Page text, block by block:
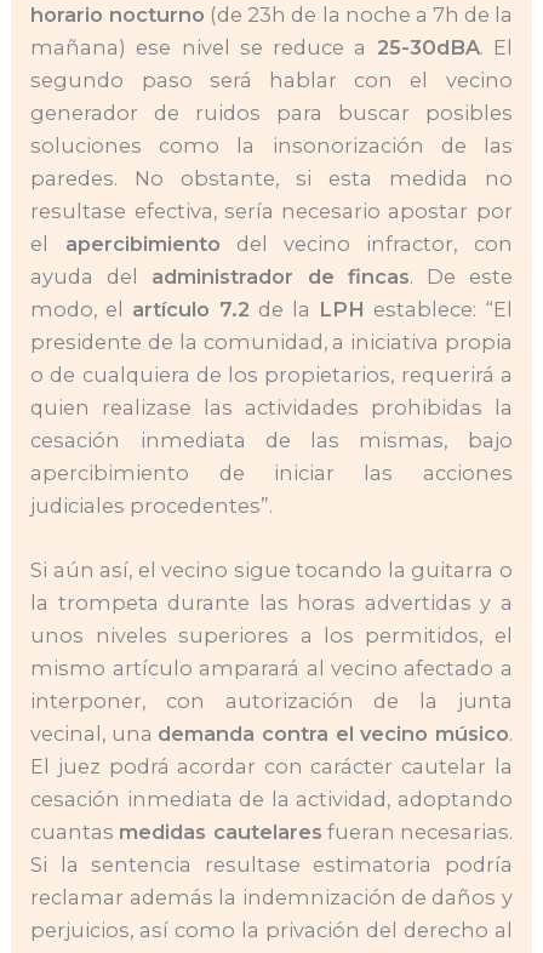
horario nocturno (de 23h de la noche a 7h de la
mañana) ese nivel se reduce a 25-30dBA. El
segundo paso será hablar con el vecino
generador de ruidos para buscar posibles
soluciones como la insonorización de las
paredes. No obstante, si esta medida no
resultase efectiva, sería necesario apostar por
el apercibimiento del vecino infractor, con
ayuda del administrador de fincas. De este
modo, el artículo 7.2 de la LPH establece: “El
presidente de la comunidad, a iniciativa propia
o de cualquiera de los propietarios, requerirá a
quien realizase las actividades prohibidas la
cesación inmediata de las mismas, bajo
apercibimiento de iniciar las acciones
judiciales procedentes”.
Si aún así, el vecino sigue tocando la guitarra o
la trompeta durante las horas advertidas y a
unos niveles superiores a los permitidos, el
mismo artículo amparará al vecino afectado a
interponer, con autorización de la junta
vecinal, una demanda contra el vecino músico.
El juez podrá acordar con carácter cautelar la
cesación inmediata de la actividad, adoptando
cuantas medidas cautelares fueran necesarias.
Si la sentencia resultase estimatoria podría
reclamar además la indemnización de daños y
perjuicios, así como la privación del derecho al